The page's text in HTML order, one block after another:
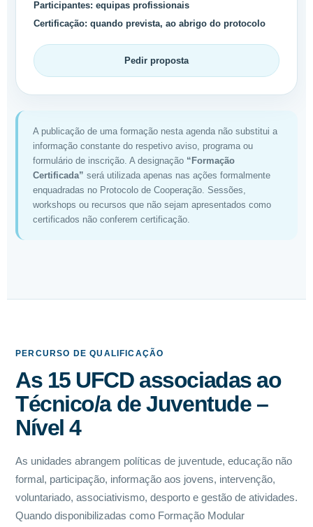
Participantes: equipas profissionais
Certificação: quando prevista, ao abrigo do protocolo
Pedir proposta
A publicação de uma formação nesta agenda não substitui a
informação constante do respetivo aviso, programa ou
formulário de inscrição. A designação “Formação
Certificada” será utilizada apenas nas ações formalmente
enquadradas no Protocolo de Cooperação. Sessões,
workshops ou recursos que não sejam apresentados como
certificados não conferem certificação.
PERCURSO DE QUALIFICAÇÃO
As 15 UFCD associadas ao
Técnico/a de Juventude –
Nível 4
As unidades abrangem políticas de juventude, educação não
formal, participação, informação aos jovens, intervenção,
voluntariado, associativismo, desporto e gestão de atividades.
Quando disponibilizadas como Formação Modular